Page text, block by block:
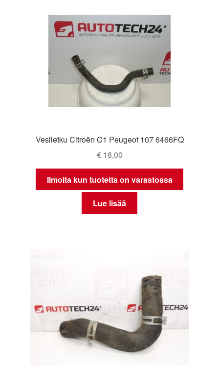
Vesiletku Citroën C1 Peugeot 107 6466FQ
€18,00
Ilmoita kun tuotetta on varastossa
Lue lisää